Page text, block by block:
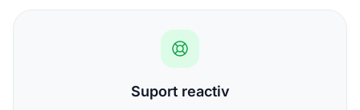
Suport reactiv